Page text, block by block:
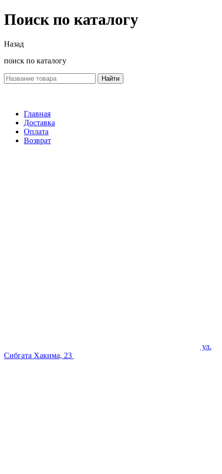
Поиск по каталогу
Назад
поиск по каталогу
Найти
Главная
Доставка
Оплата
Возврат
ул.
Сибгата Хакима, 23